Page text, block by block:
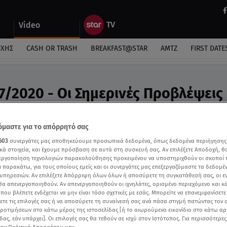
Video
CASH OR TRASH BREAKFAST@STAR ΑΜΤΖ FIRST
2020 - Οι Σημερινές Προβλέψεις
της Άσης Μπήλιου «Στη φωλιά των Κου
για το απόρρητό σας
συνεργάτες μας αποθηκεύουμε προσωπικά δεδομένα, όπως δεδομένα
στοιχεία, και έχουμε πρόσβαση σε αυτά στη συσκευή σας. Αν επιλέξετε Αποδοχή,
τεχνολογιών παρακολούθησης προκειμένου να υποστηριχθούν οι σκοποί
παρακάτω, για τους οποίους εμείς και οι συνεργάτες μας επεξεργαζόμαστε τα
Αν επιλέξετε Απόρριψη όλων όλων ή αποσύρετε τη συγκατάθεσή σας, οι
απενεργοποιηθούν. Αν απενεργοποιηθούν οι ιχνηλάτες, ορισμένο περιεχόμενο και
βλέπετε ενδέχεται να μην είναι τόσο σχετικές με εσάς. Μπορείτε να
τις επιλογές σας ή να αποσύρετε τη συναίνεσή σας ανά πάσα στιγμή πατώντας τον
στο κάτω μέρος της ιστοσελίδας [ή το αιωρούμενο εικονίδιο στο κάτω
εάν υπάρχει]. Οι επιλογές σας θα τεθούν σε ισχύ στον Ιστότοπος. Για